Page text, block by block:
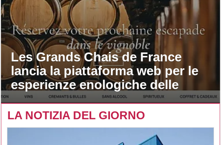
Les Grands Chais de France
lancia la piattaforma web per le
esperienze enologiche delle
maison
LA NOTIZIA DEL GIORNO